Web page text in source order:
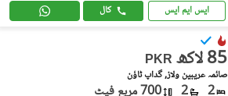
ایس ایم ایس کال
PKR 85 لاکھ
صائمہ عریبین ولاز, گداپ ٹاؤن
2
2 700 مربع فیٹ